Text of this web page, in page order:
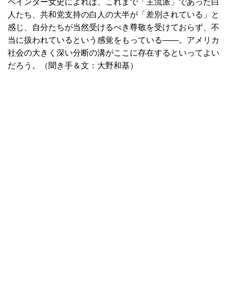
人たち、共和党支持の白人の大半が「差別されている」と
感じ、自分たちが当然受けるべき尊敬を受けておらず、不
当に扱われているという感覚をもっている――。アメリカ
社会の大きく深い分断の溝がここに存在するといってよい
だろう。（聞き手＆文：大野和基）